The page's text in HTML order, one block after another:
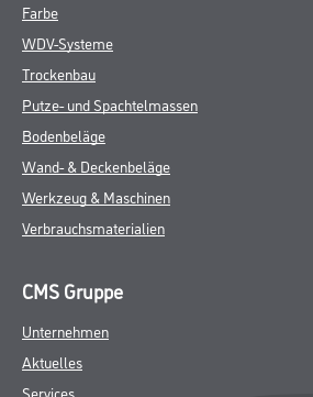
Farbe
WDV-Systeme
Trockenbau
Putze- und Spachtelmassen
Bodenbeläge
Wand- & Deckenbeläge
Werkzeug & Maschinen
Verbrauchsmaterialien
CMS Gruppe
Unternehmen
Aktuelles
Services